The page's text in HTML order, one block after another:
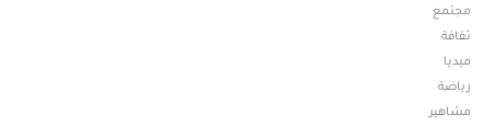
مجتمع
ثقافة
ميديا
رياضة
مشاهير